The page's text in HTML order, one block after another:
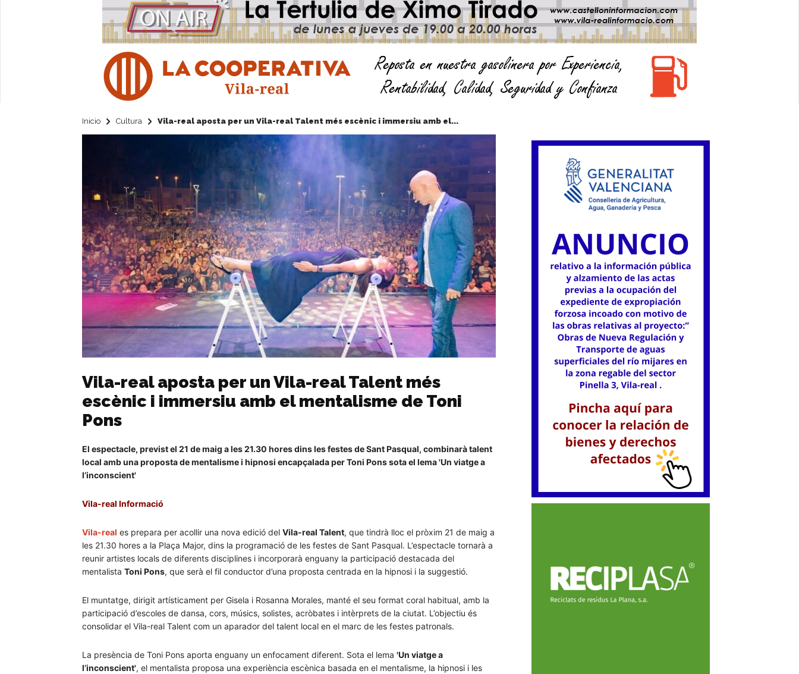
Inicio Cultura Vila-real aposta per un Vila-real Talent més escènic i immersiu amb el...
Vila-real aposta per un Vila-real Talent més
escènic i immersiu amb el mentalisme de Toni
Pons
El espectacle, previst el 21 de maig a les 21.30 hores dins les festes de Sant Pasqual, combinarà talent
local amb una proposta de mentalisme i hipnosi encapçalada per Toni Pons sota el lema 'Un viatge a
l’inconscient'
Vila-real Informació
Vila-real es prepara per acollir una nova edició del Vila-real Talent, que tindrà lloc el pròxim 21 de maig a
les 21.30 hores a la Plaça Major, dins la programació de les festes de Sant Pasqual. L’espectacle tornarà a
reunir artistes locals de diferents disciplines i incorporarà enguany la participació destacada del
mentalista Toni Pons, que serà el fil conductor d’una proposta centrada en la hipnosi i la suggestió.
El muntatge, dirigit artísticament per Gisela i Rosanna Morales, manté el seu format coral habitual, amb la
participació d’escoles de dansa, cors, músics, solistes, acròbates i intèrprets de la ciutat. L’objectiu és
consolidar el Vila-real Talent com un aparador del talent local en el marc de les festes patronals.
La presència de Toni Pons aporta enguany un enfocament diferent. Sota el lema 'Un viatge a
l’inconscient', el mentalista proposa una experiència escènica basada en el mentalisme, la hipnosi i les